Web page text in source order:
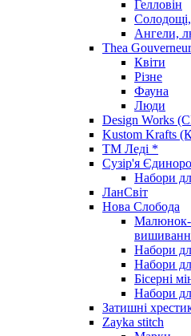
Гелловін
Ангели,
Thea
Квіти
Різне
Фауна
Люди
Design Works
Kustom Krafts
ТМ Леді *
Сузір'я
Набори
ЛанСвіт
Нова Слобода
Малюнок-
Набори
Набори
Бісерні
Набори
Затишні
Zayka stitch